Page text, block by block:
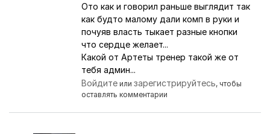
Ото как и говорил раньше выглядит так
как будто малому дали комп в руки и
почуяв власть тыкает разные кнопки
что сердце желает...
Какой от Артеты тренер такой же от
тебя админ...
Войдите илизарегистрируйтесь, чтобы
оставлять комментарии